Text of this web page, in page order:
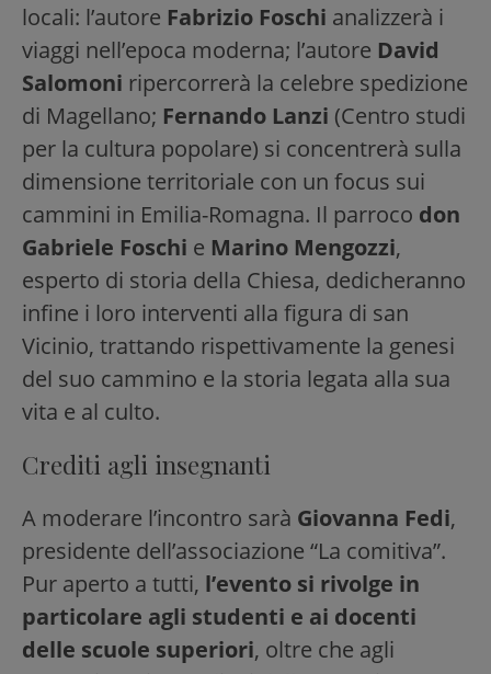
locali: l’autore Fabrizio Foschi analizzerà i
viaggi nell’epoca moderna; l’autore David
Salomoni ripercorrerà la celebre spedizione
di Magellano; Fernando Lanzi (Centro studi
per la cultura popolare) si concentrerà sulla
dimensione territoriale con un focus sui
cammini in Emilia-Romagna. Il parroco don
Gabriele Foschi e Marino Mengozzi,
esperto di storia della Chiesa, dedicheranno
infine i loro interventi alla figura di san
Vicinio, trattando rispettivamente la genesi
del suo cammino e la storia legata alla sua
vita e al culto.
Crediti agli insegnanti
A moderare l’incontro sarà Giovanna Fedi,
presidente dell’associazione “La comitiva”.
Pur aperto a tutti, l’evento si rivolge in
particolare agli studenti e ai docenti
delle scuole superiori, oltre che agli